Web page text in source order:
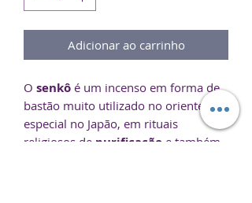
Adicionar ao carrinho
O senkô é um incenso em forma de
bastão muito utilizado no oriente, em
especial no Japão, em rituais
religiosos de purificação e também